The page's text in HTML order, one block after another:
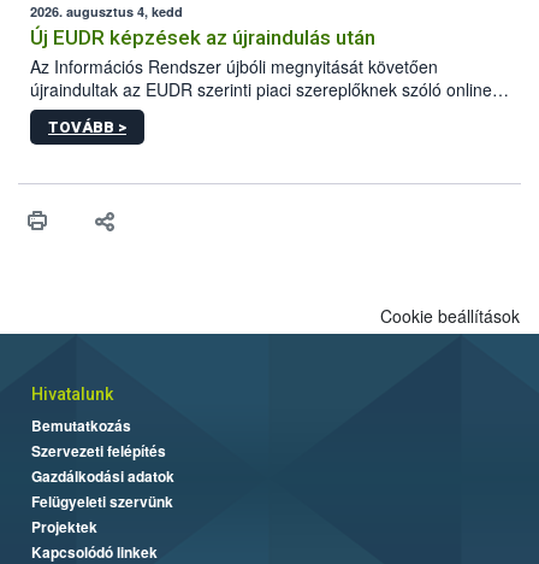
higiéniai szabályok betartása, a megfelelő hőkezelés, valamint a
maradékok szakszerű tárolása. A Nemzeti Élelmiszerlánc-
biztonsági Hivatal (Nébih) Oktatási Programja összegyűjtötte a
biztonságos grillezés legfontosabb tudnivalóit.
2026. augusztus 4, kedd
Új EUDR képzések az újraindulás után
Az Információs Rendszer újbóli megnyitását követően
újraindultak az EUDR szerinti piaci szereplőknek szóló online
képzések.
TOVÁBB >
Cookie beállítások
Hivatalunk
Bemutatkozás
Szervezeti felépítés
Gazdálkodási adatok
Felügyeleti szervünk
Projektek
Kapcsolódó linkek